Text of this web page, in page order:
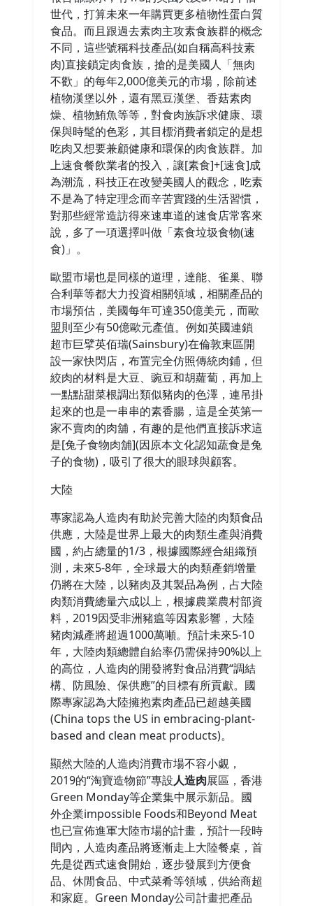
世代，打算未來一年購買更多植物性蛋白質
食品。而且跟過去素肉主攻素食族群的概念
不同，這些號稱科技產品(如自稱高科技素
肉)直接鎖定肉食族，搶的是美國人「無肉
不歡」的每年2,000億美元的市場，除前述
植物漢堡以外，還有黑豆漢堡、香菇素肉
燥、植物鮪魚等等，對食肉族訴求健康、環
保與時髦的色彩，其目標消費者鎖定的是想
吃肉又想要兼顧健康和環保的肉食族群。加
上速食餐飲業者的投入，讓[素食]+[速食]成
為潮流，科技正在改變美國人的觀念，吃素
不是為了特定理念而辛苦實踐的生活習慣，
對那些經常造訪得來速車道的速食店常客來
說，多了一項選擇叫做「素食垃圾食物(速
食)」。
歐盟市場也是同樣的道理，達能、雀巢、聯
合利華等都大力投資相關領域，相關產品的
市場預估，美國每年可達350億美元，而歐
盟則至少有50億歐元產值。例如英國連鎖
超市巨擘英佰瑞(Sainsbury)在倫敦東區開
設一家快閃店，布置完全仿照傳統肉鋪，但
絞肉的材料是大豆、豌豆和胡蘿蔔，再加上
一點點甜菜根調出類似豬肉的色澤，連吊掛
起來的也是一串串的素香腸，這是全英第一
家不賣肉的肉舖，有趣的是他們直接訴求這
是[兔子食物肉舖](因原本文化認知蔬食是兔
子的食物)，吸引了很大的眼球與顧客。
大陸
專家認為人造肉有助於完善大陸的肉類食品
供應，大陸是世界上最大的肉類生產與消費
國，約占總量的1/3，根據國際經合組織預
測，未來5-8年，全球最大的肉類產銷增量
仍將在大陸，以豬肉及其製品為例，占大陸
肉類消費總量六成以上，根據農業農村部資
料，2019因受非洲豬瘟等因素影響，大陸
豬肉減產將超過1000萬噸。預計未來5-10
年，大陸肉類總體自給率仍需保持90%以上
的高位，人造肉的開發將對食品消費“調結
構、防風險、保供應”的目標有所貢獻。國
際專家認為大陸擁抱素肉產品已超越美國
(China tops the US in embracing-plant-
based and clean meat products)。
顯然大陸的人造肉消費市場不容小覷，
2019的“淘寶造物節”專設人造肉展區，香港
Green Monday等企業集中展示新品。國
外企業impossible Foods和Beyond Meat
也已宣佈進軍大陸市場的計畫，預計一段時
間內，人造肉產品將逐漸走上大陸餐桌，首
先是從西式速食開始，逐步發展到方便食
品、休閒食品、中式菜肴等領域，供給商超
和家庭。Green Monday公司計畫把產品